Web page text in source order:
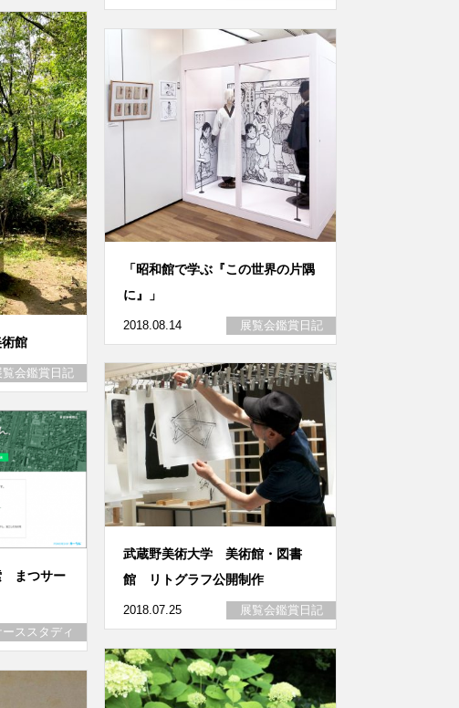
館
覧会鑑賞日記
「昭和館で学ぶ『この世界の片隅
に』」
2018.08.14 展覧会鑑賞日記
武蔵野美術大学 美術館・図書
館 リトグラフ公開制作
2018.07.25 展覧会鑑賞日記
まつサー
ーススタディ